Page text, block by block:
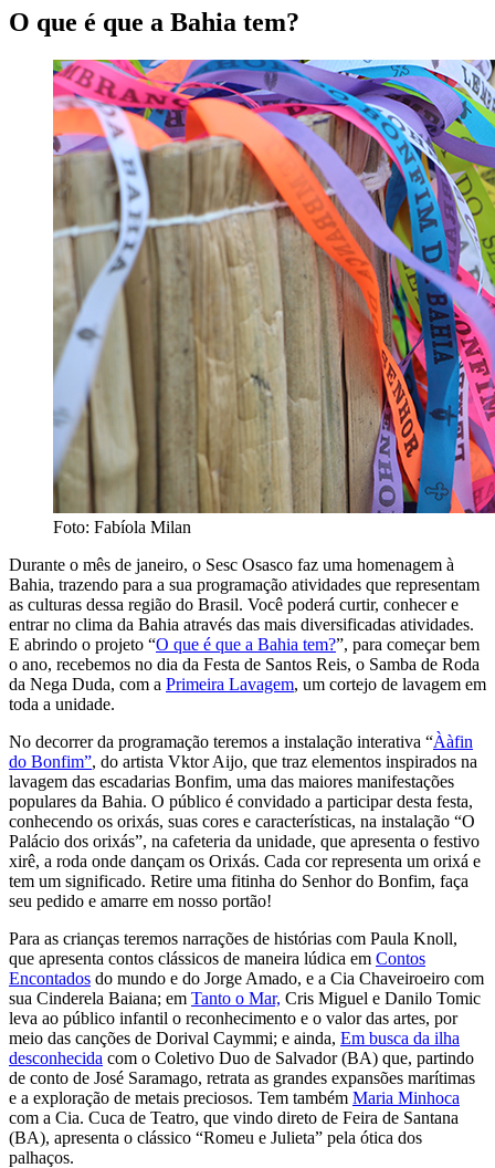
O que é que a Bahia tem?
Foto: Fabíola Milan
Durante o mês de janeiro, o Sesc Osasco faz uma homenagem à
Bahia, trazendo para a sua programação atividades que representam
as culturas dessa região do Brasil. Você poderá curtir, conhecer e
entrar no clima da Bahia através das mais diversificadas atividades.
E abrindo o projeto “O que é que a Bahia tem?”, para começar bem
o ano, recebemos no dia da Festa de Santos Reis, o Samba de Roda
da Nega Duda, com a Primeira Lavagem, um cortejo de lavagem em
toda a unidade.
No decorrer da programação teremos a instalação interativa “Ààfin
do Bonfim”, do artista Vktor Aijo, que traz elementos inspirados na
lavagem das escadarias Bonfim, uma das maiores manifestações
populares da Bahia. O público é convidado a participar desta festa,
conhecendo os orixás, suas cores e características, na instalação “O
Palácio dos orixás”, na cafeteria da unidade, que apresenta o festivo
xirê, a roda onde dançam os Orixás. Cada cor representa um orixá e
tem um significado. Retire uma fitinha do Senhor do Bonfim, faça
seu pedido e amarre em nosso portão!
Para as crianças teremos narrações de histórias com Paula Knoll,
que apresenta contos clássicos de maneira lúdica em Contos
Encontados do mundo e do Jorge Amado, e a Cia Chaveiroeiro com
sua Cinderela Baiana; em Tanto o Mar, Cris Miguel e Danilo Tomic
leva ao público infantil o reconhecimento e o valor das artes, por
meio das canções de Dorival Caymmi; e ainda, Em busca da ilha
desconhecida com o Coletivo Duo de Salvador (BA) que, partindo
de conto de José Saramago, retrata as grandes expansões marítimas
e a exploração de metais preciosos. Tem também Maria Minhoca
com a Cia. Cuca de Teatro, que vindo direto de Feira de Santana
(BA), apresenta o clássico “Romeu e Julieta” pela ótica dos
palhaços.